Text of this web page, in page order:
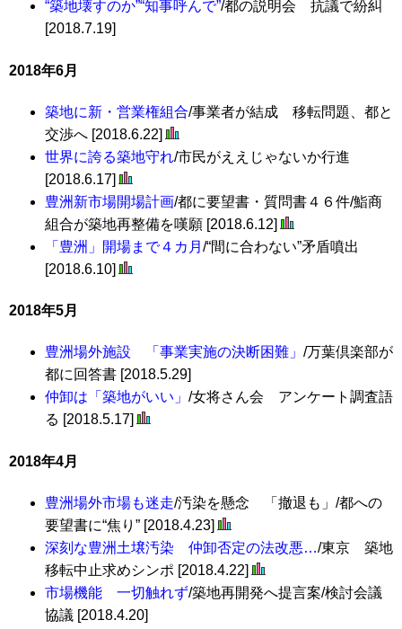
“築地壊すのか”“知事呼んで”/都の説明会 抗議で紛糾
[2018.7.19]
2018年6月
築地に新・営業権組合/事業者が結成 移転問題、都と
交渉へ [2018.6.22]
世界に誇る築地守れ/市民がええじゃないか行進
[2018.6.17]
豊洲新市場開場計画/都に要望書・質問書４６件/鮨商
組合が築地再整備を嘆願 [2018.6.12]
「豊洲」開場まで４カ月 /“間に合わない”矛盾噴出
[2018.6.10]
2018年5月
豊洲場外施設 「事業実施の決断困難」 /万葉倶楽部が
都に回答書 [2018.5.29]
仲卸は「築地がいい」 /女将さん会 アンケート調査語
る [2018.5.17]
2018年4月
豊洲場外市場も迷走/汚染を懸念 「撤退も」/都への
要望書に“焦り” [2018.4.23]
深刻な豊洲土壌汚染 仲卸否定の法改悪…/東京 築地
移転中止求めシンポ [2018.4.22]
市場機能 一切触れず/築地再開発へ提言案/検討会議
協議 [2018.4.20]